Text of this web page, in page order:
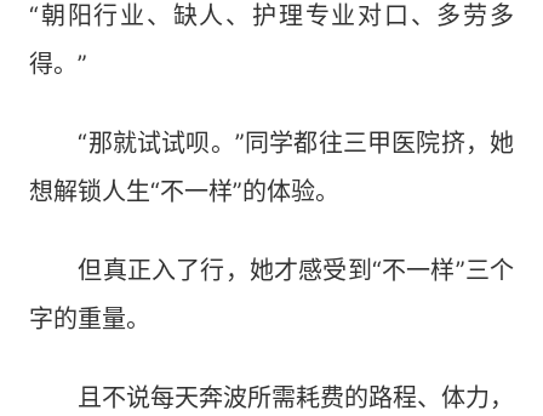
“朝阳行业、缺人、护理专业对口、多劳多
得。”
“那就试试呗。”同学都往三甲医院挤，她
想解锁人生“不一样”的体验。
但真正入了行，她才感受到“不一样”三个
字的重量。
且不说每天奔波所需耗费的路程、体力，